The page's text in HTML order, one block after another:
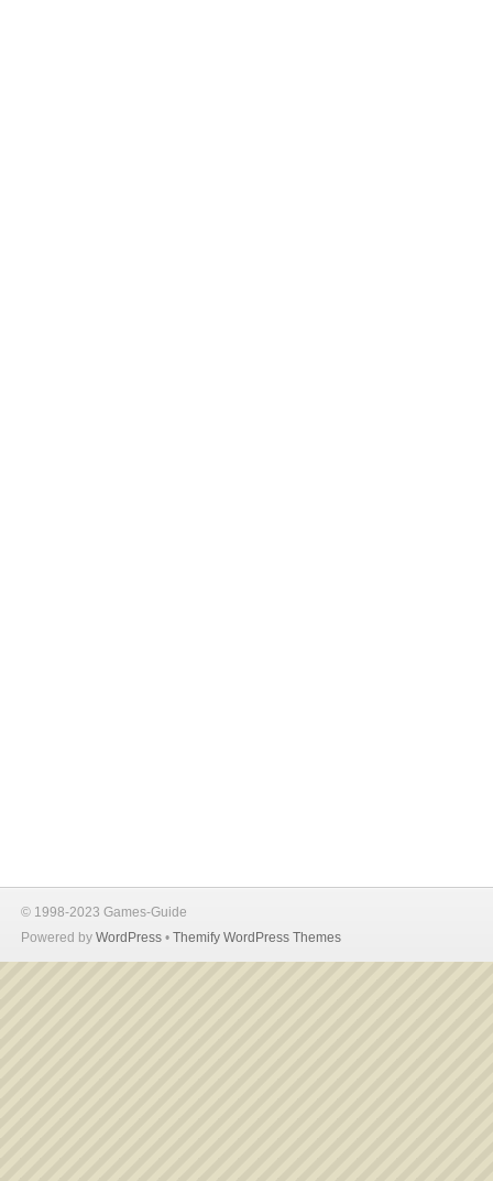
© 1998-2023 Games-Guide
Powered by WordPress • Themify WordPress Themes